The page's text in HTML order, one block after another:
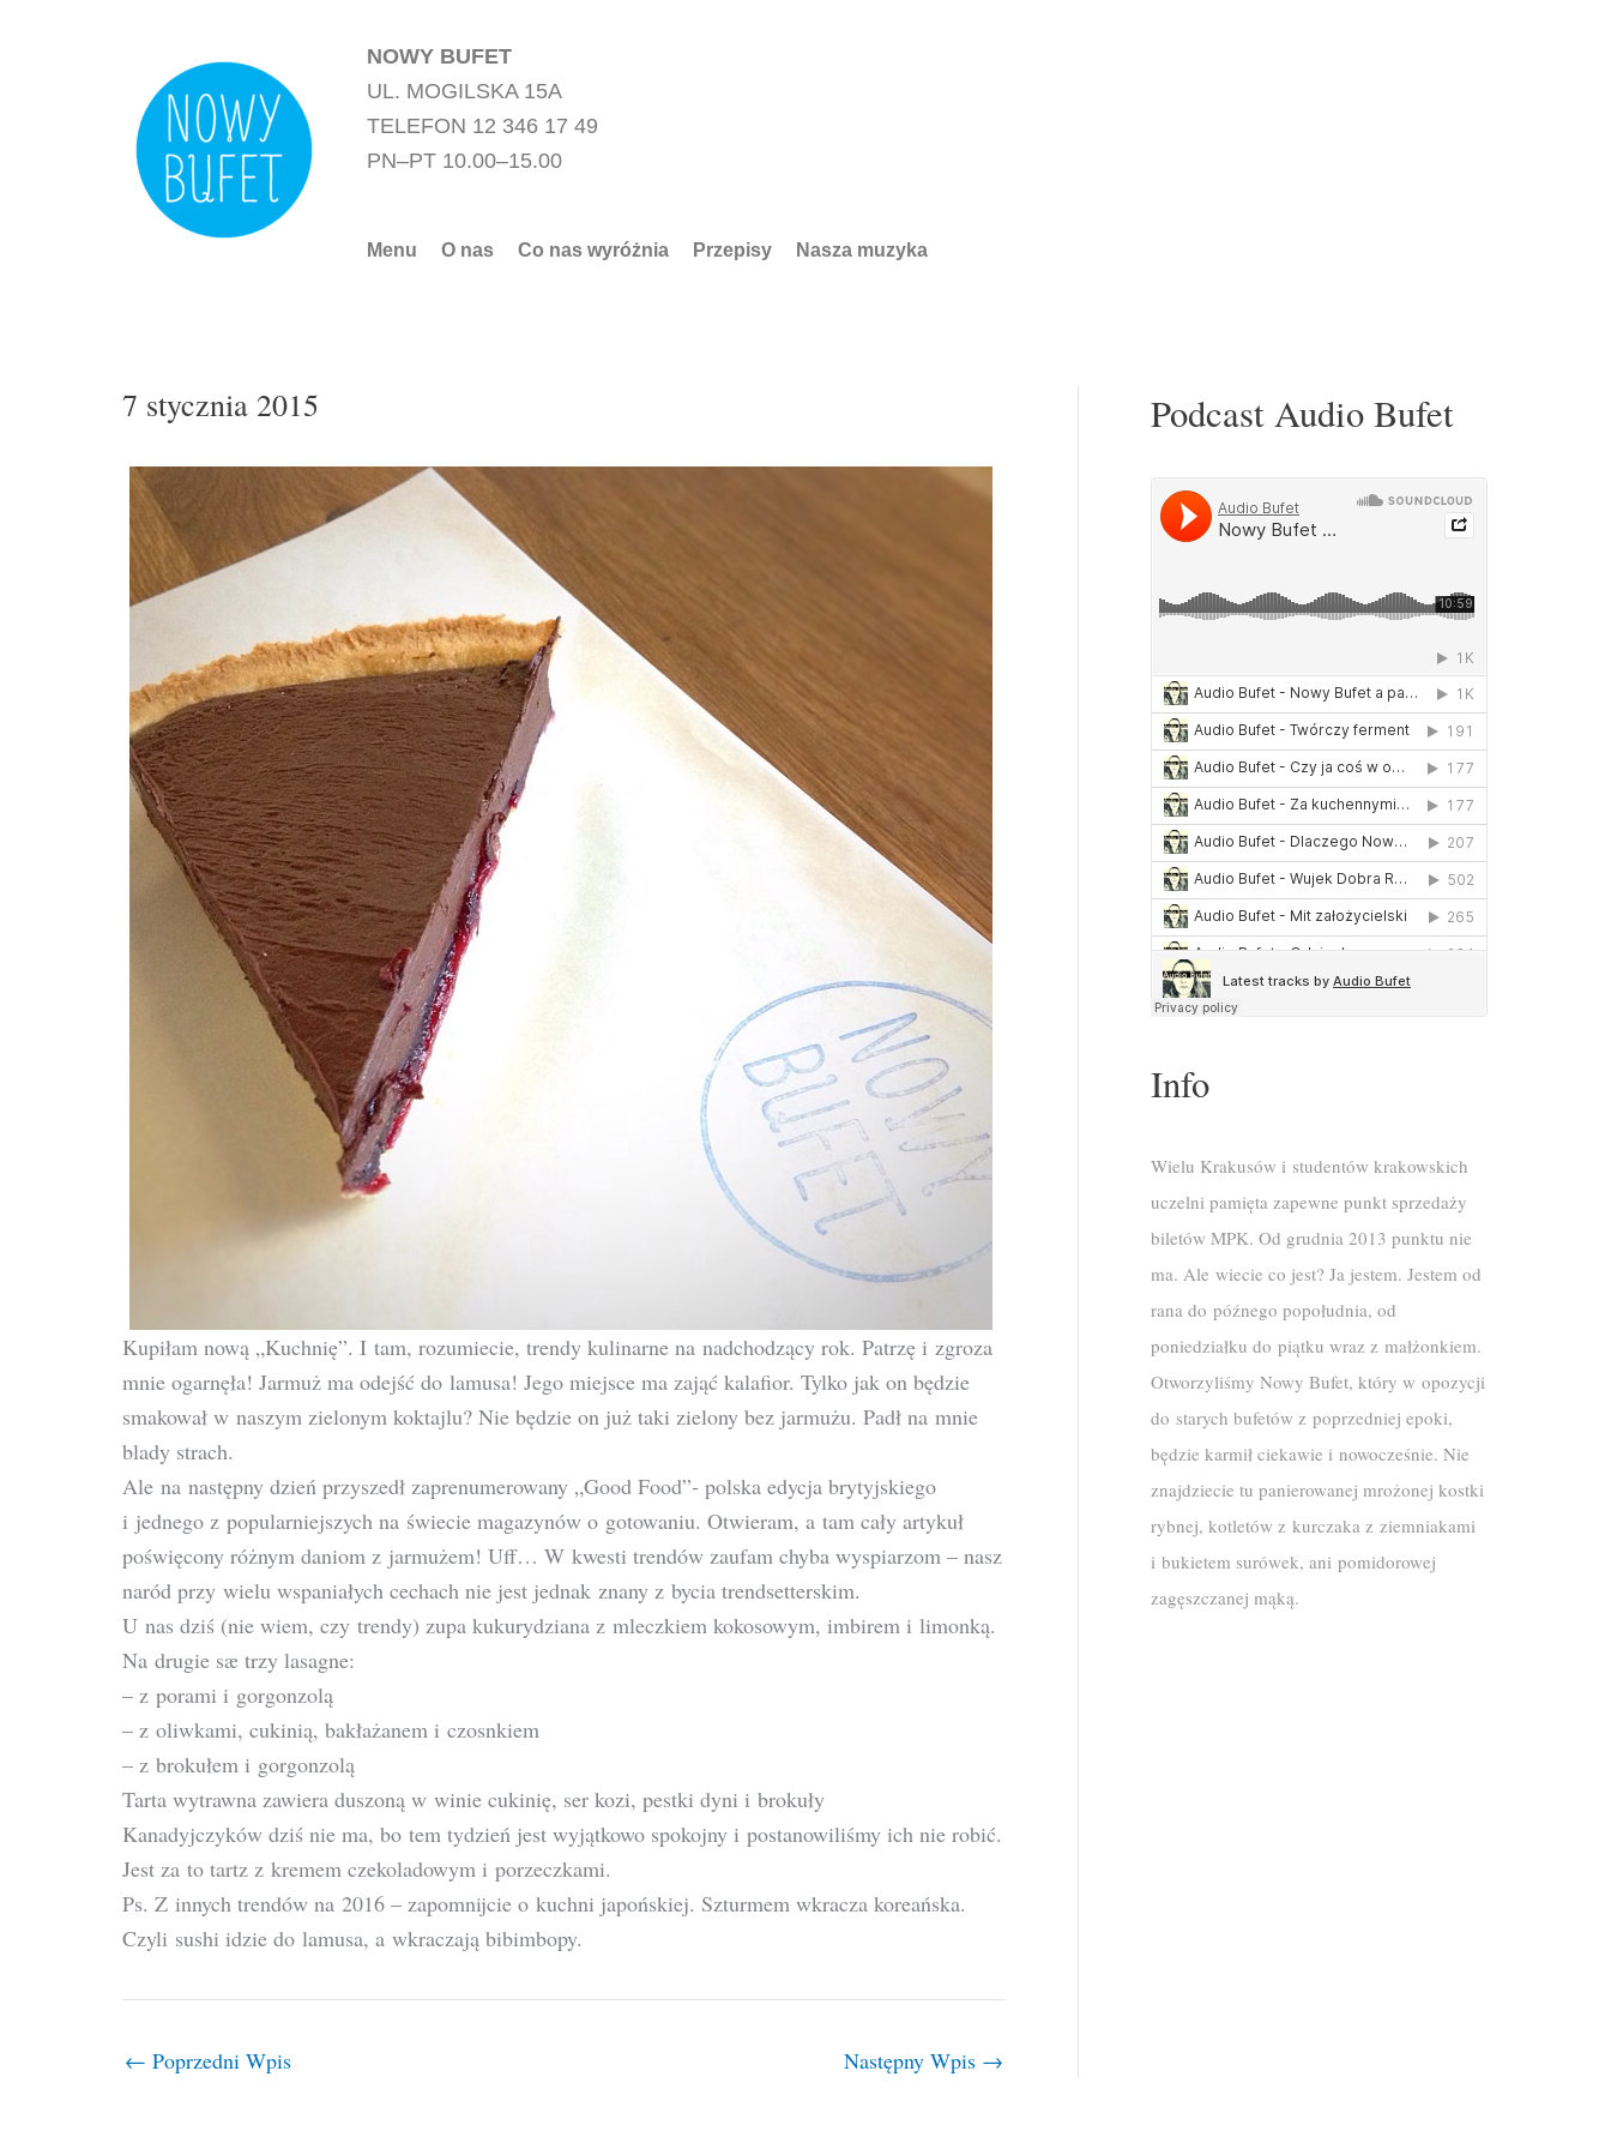
NOWY BUFET
UL. MOGILSKA 15A
TELEFON 12 346 17 49
PN–PT 10.00–15.00
Menu O nas Co nas wyróżnia Przepisy Nasza muzyka
7 stycznia 2015
Kupiłam nową „Kuchnię”. I tam, rozumiecie, trendy kulinarne na nadchodzący rok. Patrzę i zgroza
mnie ogarnęła! Jarmuż ma odejść do lamusa! Jego miejsce ma zająć kalafior. Tylko jak on będzie
smakował w naszym zielonym koktajlu? Nie będzie on już taki zielony bez jarmużu. Padł na mnie
blady strach.
Ale na następny dzień przyszedł zaprenumerowany „Good Food”- polska edycja brytyjskiego
i jednego z popularniejszych na świecie magazynów o gotowaniu. Otwieram, a tam cały artykuł
poświęcony różnym daniom z jarmużem! Uff… W kwesti trendów zaufam chyba wyspiarzom – nasz
naród przy wielu wspaniałych cechach nie jest jednak znany z bycia trendsetterskim.
U nas dziś (nie wiem, czy trendy) zupa kukurydziana z mleczkiem kokosowym, imbirem i limonką.
Na drugie sæ trzy lasagne:
– z porami i gorgonzolą
– z oliwkami, cukinią, bakłażanem i czosnkiem
– z brokułem i gorgonzolą
Tarta wytrawna zawiera duszoną w winie cukinię, ser kozi, pestki dyni i brokuły
Kanadyjczyków dziś nie ma, bo tem tydzień jest wyjątkowo spokojny i postanowiliśmy ich nie robić.
Jest za to tartz z kremem czekoladowym i porzeczkami.
Ps. Z innych trendów na 2016 – zapomnijcie o kuchni japońskiej. Szturmem wkracza koreańska.
Czyli sushi idzie do lamusa, a wkraczają bibimbopy.
← Poprzedni Wpis Następny Wpis →
Podcast Audio Bufet
Info
Wielu Krakusów i studentów krakowskich
uczelni pamięta zapewne punkt sprzedaży
biletów MPK. Od grudnia 2013 punktu nie
ma. Ale wiecie co jest? Ja jestem. Jestem od
rana do późnego popołudnia, od
poniedziałku do piątku wraz z małżonkiem.
Otworzyliśmy Nowy Bufet, który w opozycji
do starych bufetów z poprzedniej epoki,
będzie karmił ciekawie i nowocześnie. Nie
znajdziecie tu panierowanej mrożonej kostki
rybnej, kotletów z kurczaka z ziemniakami
i bukietem surówek, ani pomidorowej
zagęszczanej mąką.